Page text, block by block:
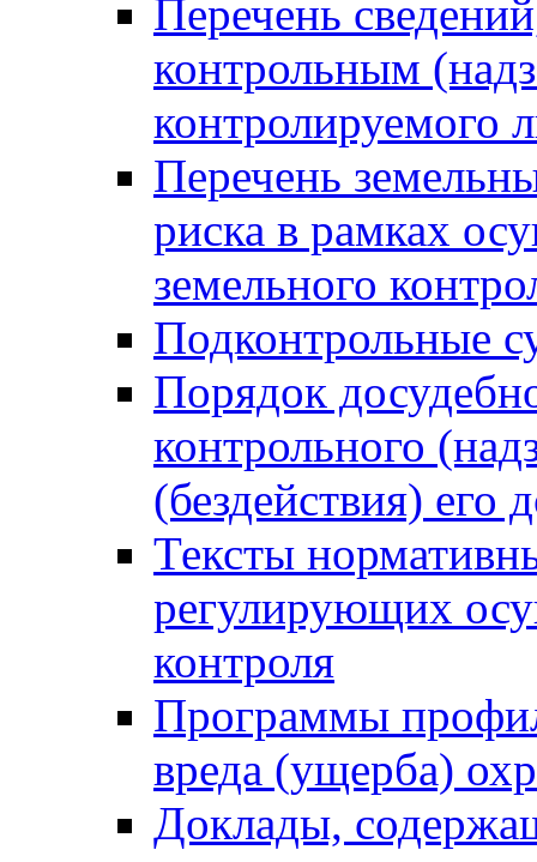
Перечень
контрольным
контролируемого
Перечень
риска в рамках
земельного
Подконтрольные
Порядок
контрольного
(бездействия)
Тексты
регулирующих
контроля
Программы
вреда (ущерба)
Доклады,